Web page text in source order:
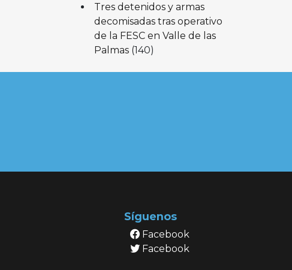
Tres detenidos y armas
decomisadas tras operativo
de la FESC en Valle de las
Palmas (140)
Síguenos
Facebook
Facebook